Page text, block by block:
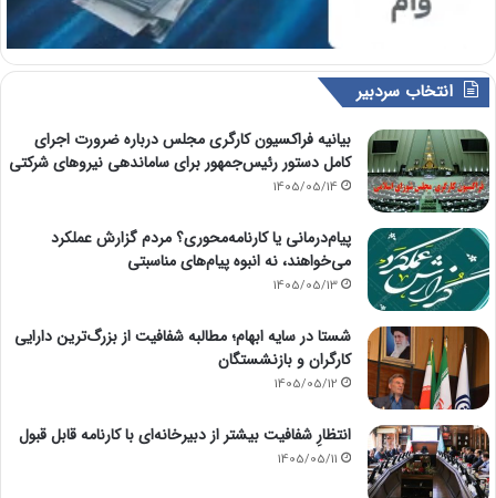
انتخاب سردبیر
بیانیه فراکسیون کارگری مجلس درباره ضرورت اجرای
کامل دستور رئیس‌جمهور برای ساماندهی نیروهای شرکتی
1405/05/14
پیام‌درمانی یا کارنامه‌محوری؟ مردم گزارش عملکرد
می‌خواهند، نه انبوه پیام‌های مناسبتی
1405/05/13
شستا در سایه ابهام؛ مطالبه شفافیت از بزرگ‌ترین دارایی
کارگران و بازنشستگان
1405/05/12
انتظارِ شفافیت بیشتر از دبیرخانه‌ای با کارنامه قابل قبول
1405/05/11